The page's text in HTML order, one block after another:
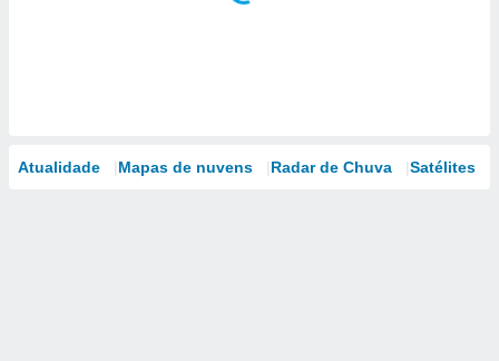
Atualidade Mapas de nuvens Radar de Chuva Satélites